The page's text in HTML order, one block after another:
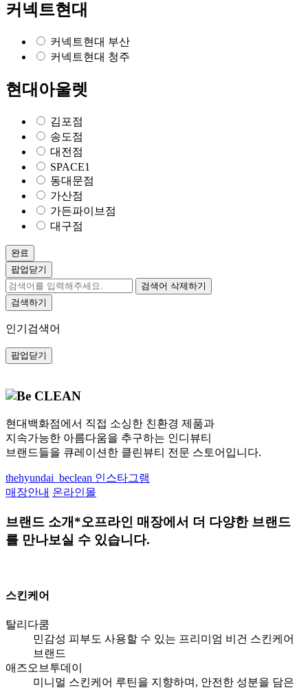
커넥트현대
커넥트현대 부산
커넥트현대 청주
현대아울렛
김포점
송도점
대전점
SPACE1
동대문점
가산점
가든파이브점
대구점
완료
팝업닫기
검색어 삭제하기
검색하기
인기검색어
팝업닫기
현대백화점에서 직접 소싱한 친환경 제품과
지속가능한 아름다움을 추구하는 인디뷰티
브랜드들을 큐레이션한 클린뷰티 전문 스토어입니다.
thehyundai_beclean 인스타그램
매장안내 온라인몰
브랜드 소개 *오프라인 매장에서 더 다양한 브랜드
를 만나보실 수 있습니다.
스킨케어
탈리다쿰
민감성 피부도 사용할 수 있는 프리미엄 비건 스킨케어
브랜드
애즈오브투데이
미니멀 스킨케어 루틴을 지향하며, 안전한 성분을 담은